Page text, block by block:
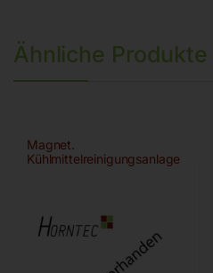
Ähnliche Produkte
Magnet.
Kühlmittelreinigungsanlage